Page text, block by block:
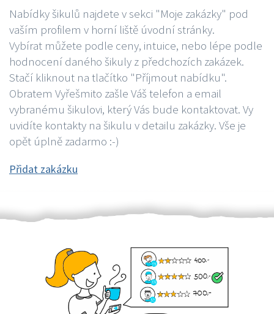
Nabídky šikulů najdete v sekci "Moje zakázky" pod
vaším profilem v horní liště úvodní stránky.
Vybírat můžete podle ceny, intuice, nebo lépe podle
hodnocení daného šikuly z předchozích zakázek.
Stačí kliknout na tlačítko "Příjmout nabídku".
Obratem Vyřešmito zašle Váš telefon a email
vybranému šikulovi, který Vás bude kontaktovat. Vy
uvidíte kontakty na šikulu v detailu zakázky. Vše je
opět úplně zadarmo :-)
Přidat zakázku